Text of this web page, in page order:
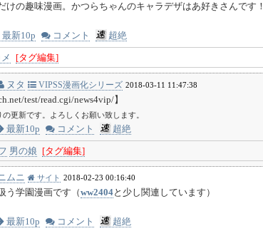
けの趣味漫画。かつらちゃんのキャラデザはあ好きさんです！
最新10p コメント 超絶
[タグ編集]
ヌタ VIPSS漫画化シリーズ 2018-03-11 11:47:38
test/read.cgi/news4vip/】
更新です。よろしくお願い致します。
最新10p コメント 超絶
男の娘 [タグ編集]
ムニ サイト 2018-02-23 00:16:40
う学園漫画です（ww2404と少し関連しています）
最新10p コメント 超絶